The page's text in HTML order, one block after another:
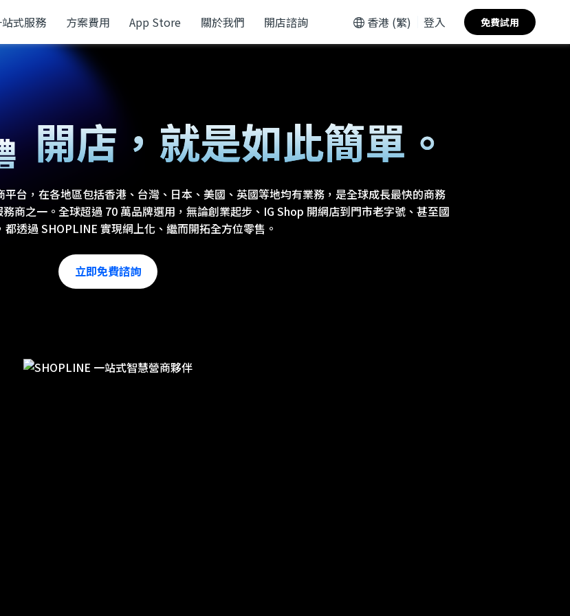
式服務 方案費用 App Store 關於我們 開店諮詢 香港 (繁) 登入 免費試用
開店， 就是如此簡單。
台，在各地區包括香港、台灣、日本、美國、英國等地均有業務，是全球成長最快的商務
之一。全球超過 70 萬品牌選用，無論創業起步、IG Shop 開網店到門市老字號、甚至國
都透過 SHOPLINE 實現網上化、繼而開拓全方位零售。
立即免費諮詢